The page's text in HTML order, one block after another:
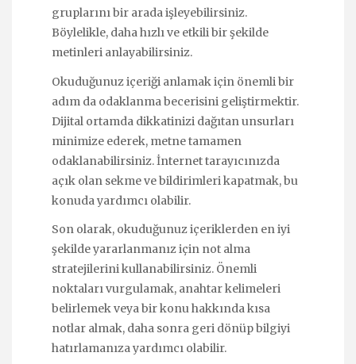
gruplarını bir arada işleyebilirsiniz.
Böylelikle, daha hızlı ve etkili bir şekilde
metinleri anlayabilirsiniz.
Okuduğunuz içeriği anlamak için önemli bir
adım da odaklanma becerisini geliştirmektir.
Dijital ortamda dikkatinizi dağıtan unsurları
minimize ederek, metne tamamen
odaklanabilirsiniz. İnternet tarayıcınızda
açık olan sekme ve bildirimleri kapatmak, bu
konuda yardımcı olabilir.
Son olarak, okuduğunuz içeriklerden en iyi
şekilde yararlanmanız için not alma
stratejilerini kullanabilirsiniz. Önemli
noktaları vurgulamak, anahtar kelimeleri
belirlemek veya bir konu hakkında kısa
notlar almak, daha sonra geri dönüp bilgiyi
hatırlamanıza yardımcı olabilir.